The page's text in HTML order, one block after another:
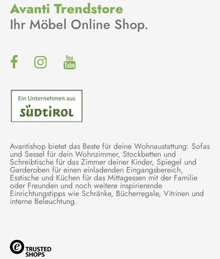
Avanti Trendstore
Ihr Möbel Online Shop.
Avantishop bietet das Beste für deine Wohnaustattung: Sofas
und Sessel für dein Wohnzimmer, Stockbetten und
Schreibtische für das Zimmer deiner Kinder, Spiegel und
Garderoben für einen einladenden Eingangsbereich,
Esstische und Küchen für das Mittagessen mit der Familie
oder Freunden und noch weitere inspirierende
Einrichtungstipps wie Schränke, Bücherregale, Vitrinen und
interne Beleuchtung.